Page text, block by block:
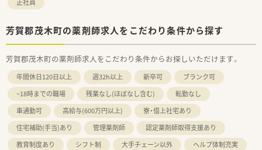
芳賀郡茂木町の薬剤師求人をこだわり条件から探す
芳賀郡茂木町の薬剤師求人をこだわり条件からお探しいただけます。
年間休日120日以上 週32h以上 新卒可
ブランク可
~18時までの職場
残業なし(ほぼなし含む)
転勤なし
車通勤可
高給与(600万円以上)
寮・借上社宅あり
住宅補助(手当)あり
管理薬剤師
認定薬剤師取得支援あり
教育制度あり
シフト制 大手チェーン以外 ヘルプ体制充実